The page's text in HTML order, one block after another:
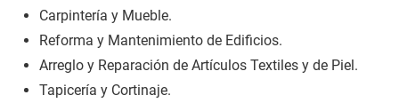
Carpintería y Mueble.
Reforma y Mantenimiento de Edificios.
Arreglo y Reparación de Artículos Textiles y de Piel.
Tapicería y Cortinaje.